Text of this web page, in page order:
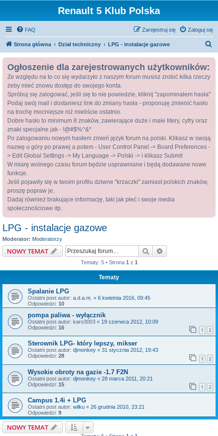
Renault 5 Klub Polska
FAQ Zaloguj się
Zarejestruj się
Strona główna Dział techniczny LPG - instalacje gazowe
Ogłoszenie dla zarejestrowanych użytkowników:
Ze względu na to co się wydarzyło z naszym forum musisz zrobić kilka rzeczy
żeby mieć znowu dostęp do swojego konta.
Spróbuj się zalogować, jeśli się to nie powiedzie, kliknij "zapominałem hasła"
Podaj swój mail i dostaniesz link do zmiany hasła - proponuję zmienić hasło
na trochę mocniejsze niż mieliście ostatnio.
Dobre hasło to minimum 8 znaków, zawierające duże i małe litery, cyfry oraz
znaki specjalne jak - !@#$%^&*
Po zalogowaniu nowym hasłem zmień język forum na polski. Klikasz w swoją
nazwę u góry po prawej a potem - User Control Panel -> Board Preferences -
> Edit Global Settings -> My Language -> Polski -> i klikasz Submit
W miarę wolnego czasu forum będzie usprawniane i będą dodawane nowe
funkcje.
Jeśli pojawiły się w twoim profilu dziwne "krzaczki" zamiast polskich znaków,
proszę popraw je.
Dadaj również brakujące informację, taki jak płeć i swoje media
społecznościowe itp.
LPG - instalacje gazowe
Moderator: Moderatorzy
NOWY TEMAT Szukaj
Tematy: 5 • Strona 1 z 1
Tematy
Spalanie LPG
Ostatni post autor: a.d.a.m. « 6 kwietnia 2016, 09:45
Odpowiedzi: 10
pompa paliwa - wyłącznik
Ostatni post autor: karo3003 « 19 czerwca 2012, 10:09
Odpowiedzi: 16 1 2
Sterownik LPG- który lepszy, mikser
Ostatni post autor: djmonkey « 31 stycznia 2012, 19:43
Odpowiedzi: 28 1 2
Wysokie obroty na gazie -1.7 F2N
Ostatni post autor: djmonkey « 28 marca 2011, 20:21
Odpowiedzi: 15 1 2
Campus 1.4i + LPG
Ostatni post autor: wilku « 26 grudnia 2010, 23:21
Odpowiedzi: 9
NOWY TEMAT